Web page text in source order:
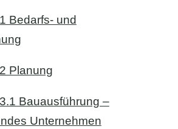
Bedarfs- und
Planung
Bauausführung –
Unternehmen